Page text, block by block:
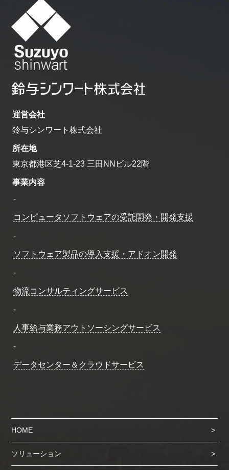
運営会社
鈴与シンワート株式会社
所在地
東京都港区芝4-1-23 三田NNビル22階
事業内容
-
コンピュータソフトウェアの受託開発・開発支援
-
ソフトウェア製品の導入支援・アドオン開発
-
物流コンサルティングサービス
-
人事給与業務アウトソーシングサービス
-
データセンター＆クラウドサービス
HOME
ソリューション